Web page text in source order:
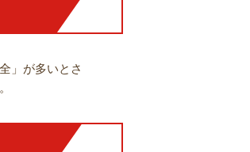
」が多いとさ